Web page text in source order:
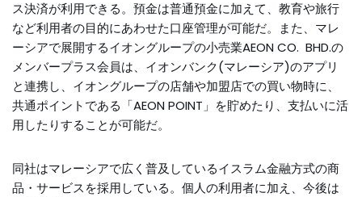
ス決済が利用できる。預金は普通預金に加えて、教育や旅行
など利用者の目的にあわせた口座管理が可能だ。また、マレ
ーシアで展開するイオングループの小売業AEON CO. BHD.の
メンバープラス会員は、イオンバンク(マレーシア)のアプリ
と連携し、イオングループの店舗や加盟店での買い物時に、
共通ポイントである「AEON POINT」を貯めたり、支払いに活
用したりすることが可能だ。
同社はマレーシアで広く普及しているイスラム金融方式の商
品・サービスを採用している。個人の利用者に加え、今後は